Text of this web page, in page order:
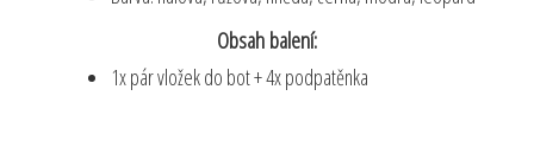
Obsah balení:
1x pár vložek do bot + 4x podpatěnka